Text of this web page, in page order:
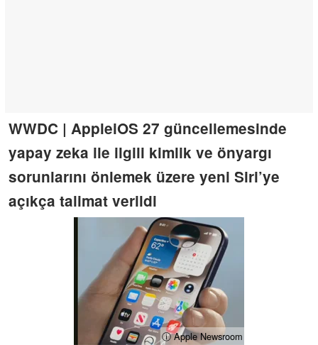
WWDC | AppleiOS 27 güncellemesinde
yapay zeka ile ilgili kimlik ve önyargı
sorunlarını önlemek üzere yeni Siri’ye
açıkça talimat verildi
ⓘ Apple Newsroom